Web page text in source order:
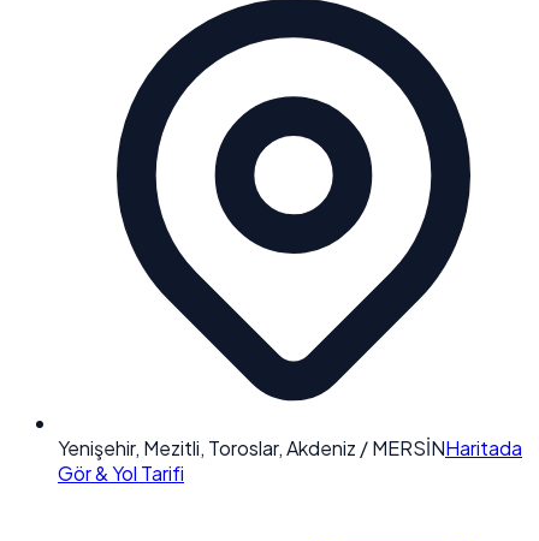
Yenişehir, Mezitli, Toroslar, Akdeniz / MERSİNHaritada
Gör & Yol Tarifi